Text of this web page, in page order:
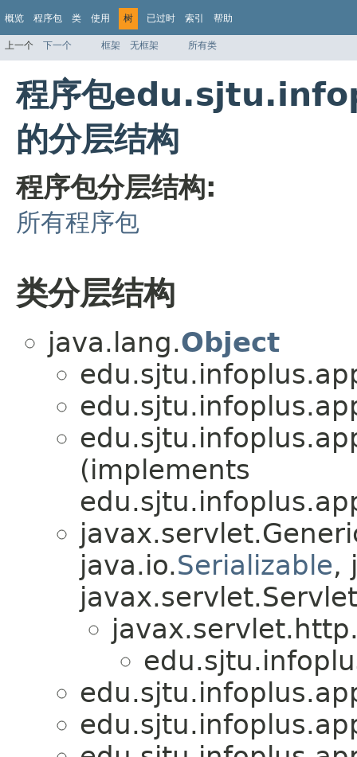
概览 程序包 类 使用 树 已过时 索引 帮助
上一个 下一个 框架 无框架 所有类
程序包
的分层结构
程序包分层结构:
所有程序包
类分层结构
java.lang.Object
(implements
java.io.Serializable,